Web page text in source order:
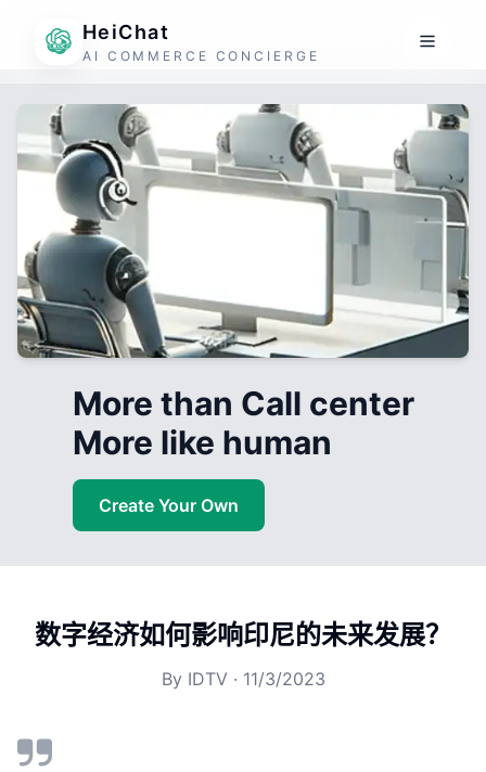
HeiChat
AI COMMERCE CONCIERGE
More than Call center
More like human
Create Your Own
数字经济如何影响印尼的未来发展？
By IDTV· 11/3/2023